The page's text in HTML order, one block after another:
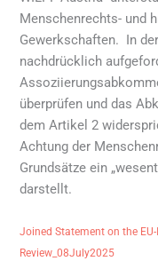
Menschenrechts- und
Gewerkschaften. In
nachdrücklich
überprüfen und das
dem Artikel 2
Achtung der
Grundsätze ein
darstellt.
Joined Statement on the
Review_08July2025